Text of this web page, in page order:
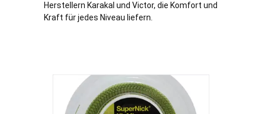
Herstellern Karakal und Victor, die Komfort und
Kraft für jedes Niveau liefern.